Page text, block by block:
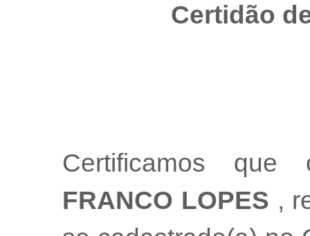
Certidão
Certificamos
FRANCO LOPES ,